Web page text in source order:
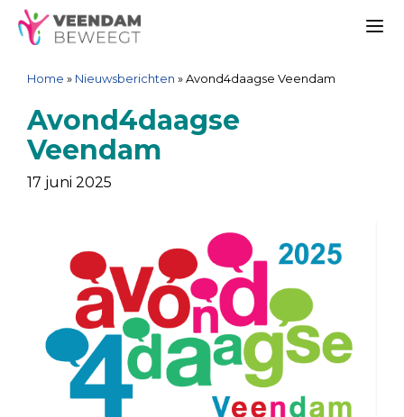
Ga
naar
inhoud
Spring
naar
navigatie
Sitemap
Ga
naar
inhoud
Home » Nieuwsberichten »Avond4daagse Veendam
Avond4daagse
Veendam
17 juni 2025